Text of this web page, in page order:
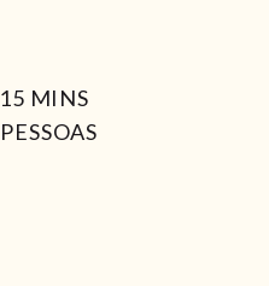
15MIN
MINS
PESSOAS